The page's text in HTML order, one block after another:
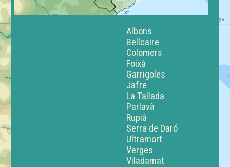
Albons
Bellcaire
Colomers
Foixà
Garrigoles
Jafre
La Tallada
Parlavà
Rupià
Serra de Daró
Ultramort
Verges
Viladamat